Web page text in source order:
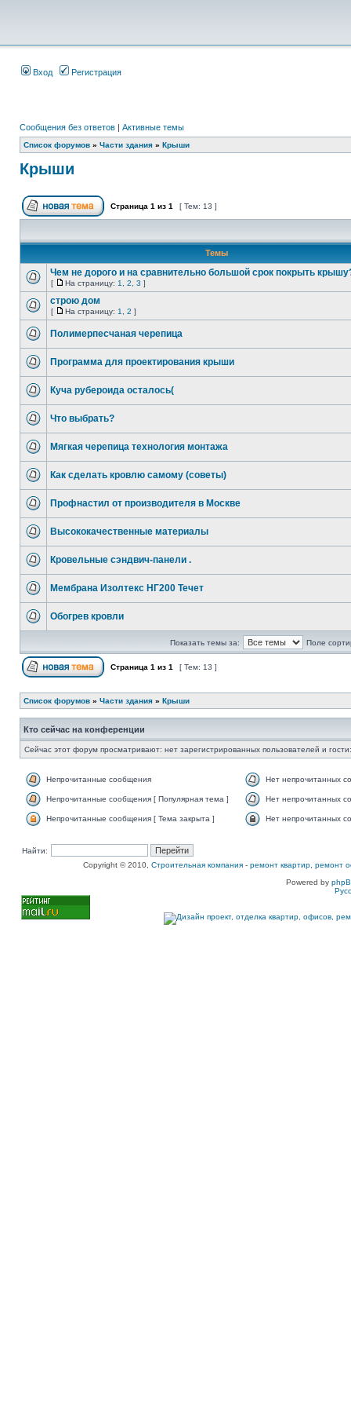
Вход Регистрация
Сообщения без ответов | Активные темы
Список форумов » Части здания » Крыши
Крыши
Страница 1 из 1 [ Тем: 13 ]
Темы
Чем не дорого и на сравнительно большой срок покрыть
[ На страницу: 1 2 3 ]
строю дом
[ На страницу: 1 2 ]
Полимерпесчаная черепица
Программа для проектирования крыши
Куча рубероида осталось(
Что выбрать?
Mягкая черепица технология монтажа
Как сделать кровлю самому (советы)
Профнастил от производителя в Москве
Высококачественные материалы
Кровельные сэндвич-панели .
Мембрана Изолтекс НГ200 Течет
Обогрев кровли
Показать темы за: Поле
Страница 1 из 1 [ Тем: 13 ]
Список форумов » Части здания » Крыши
Кто сейчас на конференции
Сейчас этот форум просматривают: нет зарегистрированных пользователей и
Непрочитанные сообщения Нет непрочитанных
Непрочитанные сообщения [ Популярная тема ] Нет непрочитанных
Непрочитанные сообщения [ Тема закрыта ] Нет непрочитанных
Найти:
Copyright © 2010, Строительная компания - ремонт квартир, ремонт
Powered by